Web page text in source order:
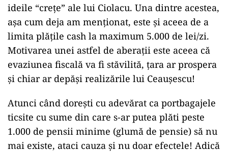
ideile “crețe” ale lui Ciolacu. Una dintre acestea,
așa cum deja am menționat, este și aceea de a
limita plățile cash la maximum 5.000 de lei/zi.
Motivarea unei astfel de aberații este aceea că
evaziunea fiscală va fi stăvilită, țara ar prospera
și chiar ar depăși realizările lui Ceaușescu!
Atunci când dorești cu adevărat ca portbagajele
ticsite cu sume din care s-ar putea plăti peste
1.000 de pensii minime (glumă de pensie) să nu
mai existe, ataci cauza și nu doar efectele! Adică